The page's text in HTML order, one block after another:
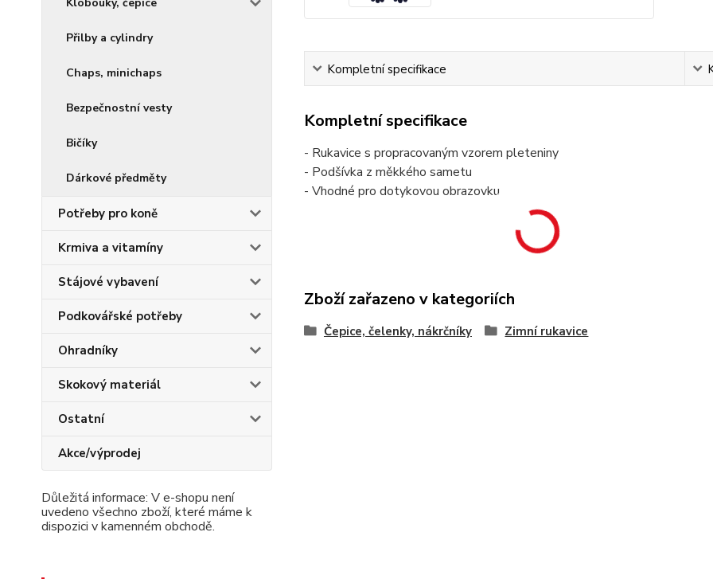
Přilby a cylindry
Chaps, minichaps
Bezpečnostní vesty
Bičíky
Dárkové předměty
Potřeby pro koně
Krmiva a vitamíny
Stájové vybavení
Podkovářské potřeby
Ohradníky
Skokový materiál
Ostatní
Akce/výprodej
Důležitá informace: V e-shopu není
uvedeno všechno zboží, které máme k
dispozici v kamenném obchodě.
Kompletní specifikace
Kompletní specifikace
- Rukavice s propracovaným vzorem pleteniny
- Podšívka z měkkého sametu
- Vhodné pro dotykovou obrazovku
Zboží zařazeno v kategoriích
Čepice, čelenky, nákrčníky Zimní rukavice